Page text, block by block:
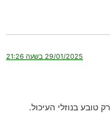
29/01/2025 בשעה 21:26
טובע בנוזלי העיכול.